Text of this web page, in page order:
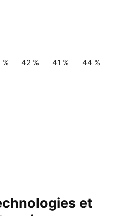
42 % 41 % 44 %
et